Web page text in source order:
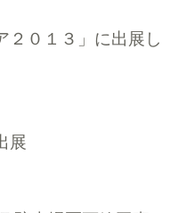
２０１３」に出展し
展